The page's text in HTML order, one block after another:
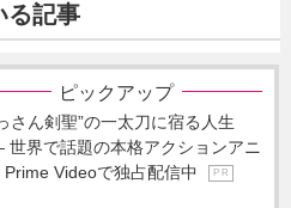
る記事
ピックアップ
さん剣聖”の一太刀に宿る人生
界で話題の本格アクションアニ
Prime Videoで独占配信中
P R